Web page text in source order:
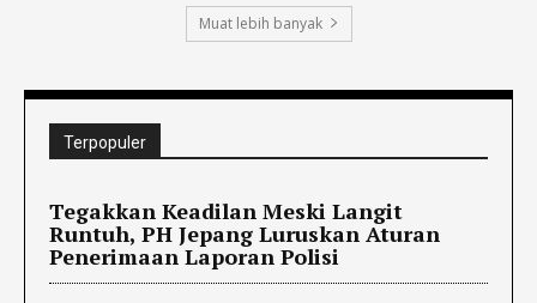
Muat lebih banyak
Terpopuler
Tegakkan Keadilan Meski Langit
Runtuh, PH Jepang Luruskan Aturan
Penerimaan Laporan Polisi